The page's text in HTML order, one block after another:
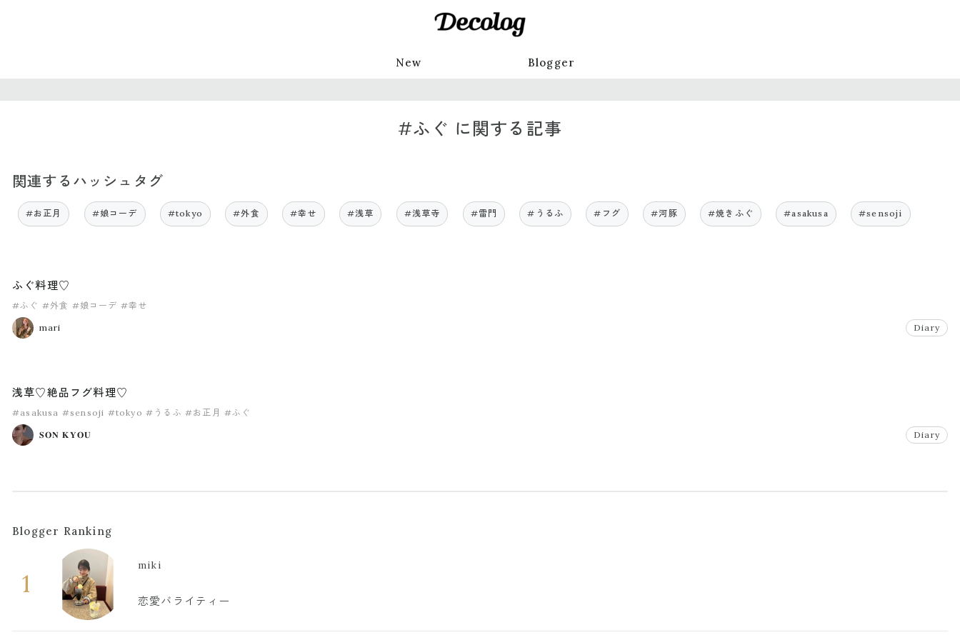
New Blogger
#ふぐ に関する記事
関連するハッシュタグ
#お正月 #娘コーデ #tokyo #外食 #幸せ #浅草 #浅草寺 #雷門 #うるふ #フグ #河豚 #焼きふぐ #asakusa #sensoji
ふぐ料理♡
#ふぐ #外食 #娘コーデ #幸せ
mari Diary
浅草♡絶品フグ料理♡
#asakusa #sensoji #tokyo #うるふ #お正月 #ふぐ
𝐒𝐎𝐍 𝐊𝐘𝐎𝐔 Diary
Blogger Ranking
1
miki
恋愛バライティー